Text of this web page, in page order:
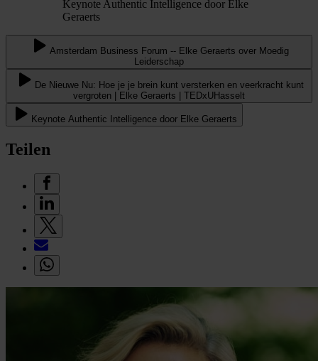
Keynote Authentic Intelligence door Elke
Geraerts
Amsterdam Business Forum -- Elke Geraerts over Moedig
Leiderschap
De Nieuwe Nu: Hoe je je brein kunt versterken en veerkracht kunt
vergroten | Elke Geraerts | TEDxUHasselt
Keynote Authentic Intelligence door Elke Geraerts
Teilen